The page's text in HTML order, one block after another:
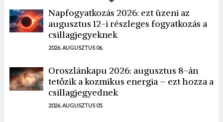
Napfogyatkozás 2026: ezt üzeni az
augusztus 12-i részleges fogyatkozás a
csillagjegyeknek
2026. AUGUSZTUS 06.
Oroszlánkapu 2026: augusztus 8-án
tetőzik a kozmikus energia – ezt hozza a
csillagjegyednek
2026. AUGUSZTUS 05.